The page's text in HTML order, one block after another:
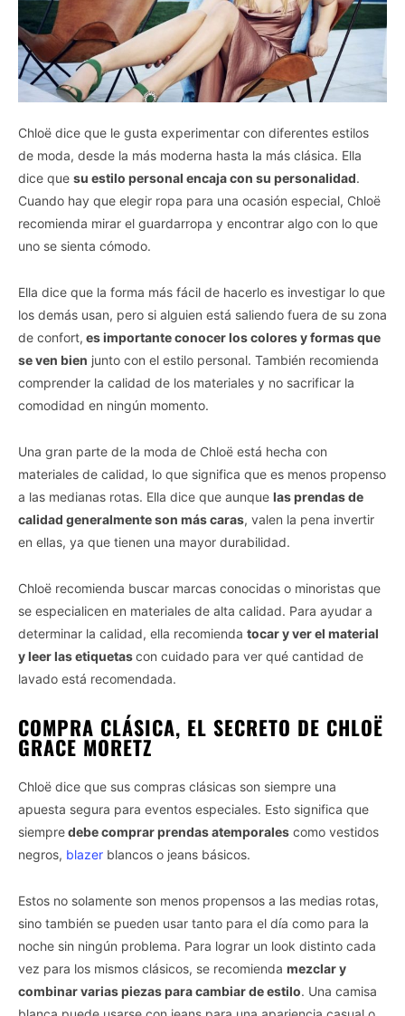
Chloë dice que le gusta experimentar con diferentes estilos
de moda, desde la más moderna hasta la más clásica. Ella
dice que su estilo personal encaja con su personalidad.
Cuando hay que elegir ropa para una ocasión especial, Chloë
recomienda mirar el guardarropa y encontrar algo con lo que
uno se sienta cómodo.
Ella dice que la forma más fácil de hacerlo es investigar lo que
los demás usan, pero si alguien está saliendo fuera de su zona
de confort, es importante conocer los colores y formas que
se ven bien junto con el estilo personal. También recomienda
comprender la calidad de los materiales y no sacrificar la
comodidad en ningún momento.
Una gran parte de la moda de Chloë está hecha con
materiales de calidad, lo que significa que es menos propenso
a las medianas rotas. Ella dice que aunque las prendas de
calidad generalmente son más caras, valen la pena invertir
en ellas, ya que tienen una mayor durabilidad.
Chloë recomienda buscar marcas conocidas o minoristas que
se especialicen en materiales de alta calidad. Para ayudar a
determinar la calidad, ella recomienda tocar y ver el material
y leer las etiquetascon cuidado para ver qué cantidad de
lavado está recomendada.
COMPRA CLÁSICA, EL SECRETO DE CHLOË
GRACE MORETZ
Chloë dice que sus compras clásicas son siempre una
apuesta segura para eventos especiales. Esto significa que
siempredebe comprar prendas atemporales como vestidos
negros, blazer blancos o jeans básicos.
Estos no solamente son menos propensos a las medias rotas,
sino también se pueden usar tanto para el día como para la
noche sin ningún problema. Para lograr un look distinto cada
vez para los mismos clásicos, se recomienda mezclar y
combinar varias piezas para cambiar de estilo. Una camisa